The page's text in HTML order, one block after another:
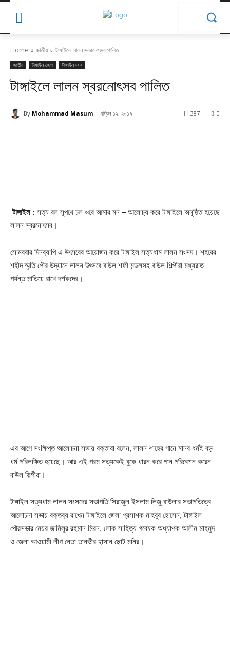
Home জাতীয় টাঙ্গাইলে লালন স্বরনোৎসব পালিত
জাতীয় টাঙ্গাইল জেলা টাঙ্গাইল সদর
টাঙ্গাইলে লালন স্বরনোৎসব পালিত
By Mohammad Masum এপ্রিল ১২, ২০১৭ 0
387
টাঙ্গাইল : সত্য বল সুপথে চল ওরে আমার মন – আলোচ্য করে টাঙ্গাইলে অনুষ্ঠিত হয়েছে
লালন স্বরনোৎসব।
সোমববার দিনব্যাপি এ উৎসবের আয়োজন করে টাঙ্গাইল সত্যধাম লালন সংসদ। শহরের
শহীদ স্মৃতি পৌর উদ্যানে লালন উৎসবে বাউল শফী মন্ডলসহ বাউল শিল্পীরা মধ্যরাত
পর্যন্ত মাতিয়ে রাখে দর্শকদের।
এর আগে সংক্ষিপ্ত আলোচনা সভায় বক্তারা বলেন, লালন শাহের গানে মানব ধর্মই বড়
ধর্ম পরিলক্ষিত হয়েছে। আর এই পরম সত্যকেই বুকে ধারন করে গান পরিবেশন করেন
বাউল শিল্পীরা।
টাঙ্গাইল সত্যধাম লালন সংসদের সভাপতি সিরাজুল ইসলাম লিজু বাউলার সভাপতিত্বে
আলোচনা সভায় বক্তব্য রাখেন টাঙ্গাইলে জেলা প্রসাশক মাহবুব হোসেন, টাঙ্গাইল
পৌরসভার মেয়র জামিলূর রহমান মিরন, লোক সাহিত্য গবেষক অধ্যাপক আলীম মাহমুদ
ও জেলা আওয়ামী লীগ নেতা তানভীর হাসান ছোট মনির।